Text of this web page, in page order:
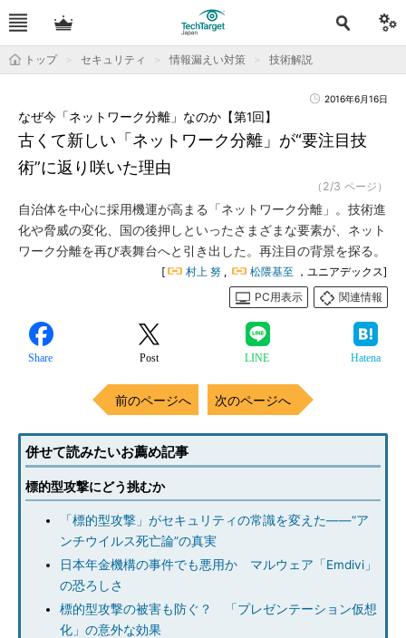
トップ セキュリティ 情報漏えい対策 技術解説
2016年6月16日
古くて新しい「ネットワーク分離」が“要注目技
術”に返り咲いた理由
なぜ今「ネットワーク分離」なのか【第1回】
（2/3 ページ）
自治体を中心に採用機運が高まる「ネットワーク分離」。技術進
化や脅威の変化、国の後押しといったさまざまな要素が、ネット
ワーク分離を再び表舞台へと引き出した。再注目の背景を探る。
[ 村上 努 , 松隈基至 ，ユニアデックス]
PC用表示
関連情報
Share Post LINE Hatena
前のページへ 次のページへ
併せて読みたいお薦め記事
標的型攻撃にどう挑むか
「標的型攻撃」がセキュリティの常識を変えた――“ア
ンチウイルス死亡論”の真実
日本年金機構の事件でも悪用か マルウェア「Emdivi」
の恐ろしさ
標的型攻撃の被害も防ぐ？ 「プレゼンテーション仮想
化」の意外な効果